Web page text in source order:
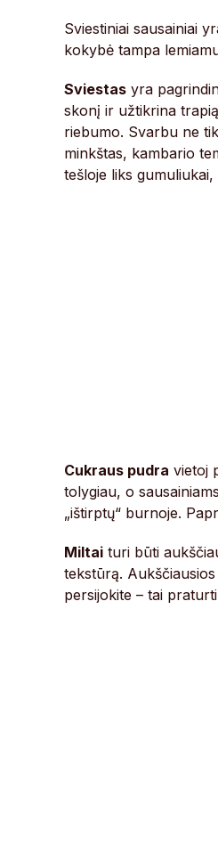
Sviestiniai sausainiai
kokybė tampa
Sviestas yra
skonį ir užtikrina
riebumo. Svarbu ne
minkštas, kambario
tešloje liks
Cukraus pudra vietoj
tolygiau, o
„ištirptų“ burnoje.
Miltai turi būti
tekstūrą.
persijokite – tai